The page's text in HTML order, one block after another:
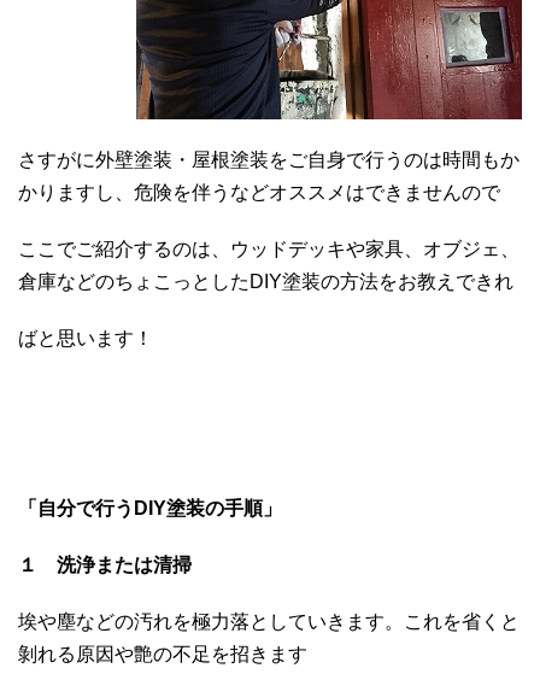
さすがに外壁塗装・屋根塗装をご自身で行うのは時間もか
かりますし、危険を伴うなどオススメはできませんので
ここでご紹介するのは、ウッドデッキや家具、オブジェ、
倉庫などのちょこっとしたDIY塗装の方法をお教えできれ
ばと思います！
「自分で行うDIY塗装の手順」
１ 洗浄または清掃
埃や塵などの汚れを極力落としていきます。これを省くと
剝れる原因や艶の不足を招きます